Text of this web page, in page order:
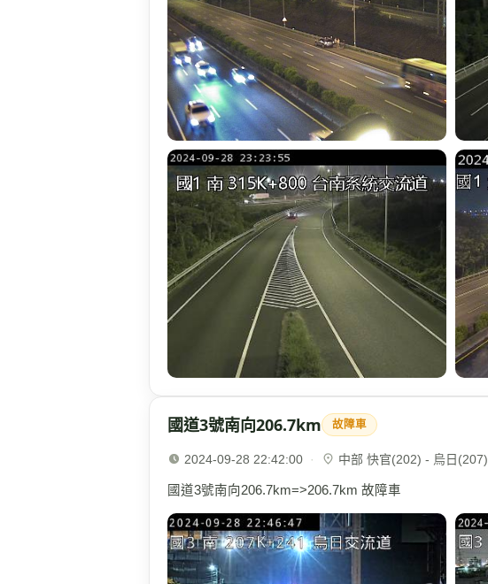
國道3號南向206.7km 故障車
2024-09-28 22:42:00 · 中部 快官(202) - 烏日(207)
國道3號南向206.7km=>206.7km 故障車